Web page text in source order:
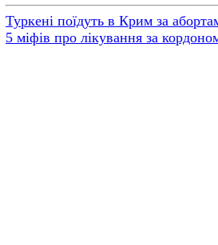
Туркені поїдуть в Крим за
5 міфів про лікування за